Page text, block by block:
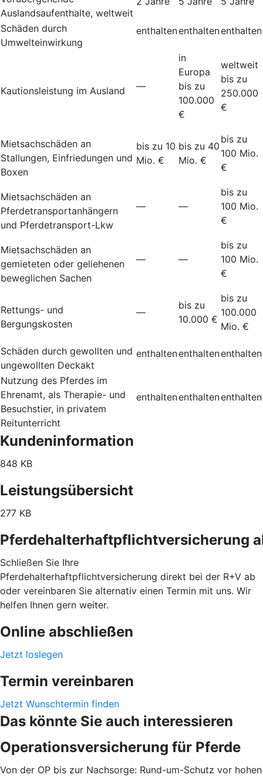
Auslandsaufenthalte, weltweit
Schäden durch
Umwelteinwirkung
enthaltenenthaltenenthalten
Kautionsleistung im Ausland —
in
Europa
bis zu
100.000
€
weltweit
bis zu
250.000
€
Mietsachschäden an
Stallungen, Einfriedungen und
Boxen
bis zu 10
Mio. €
bis zu 40
Mio. €
bis zu
100 Mio.
€
Mietsachschäden an
Pferdetransportanhängern
und Pferdetransport-Lkw
— —
bis zu
100 Mio.
€
Mietsachschäden an
gemieteten oder geliehenen
beweglichen Sachen
— —
bis zu
100 Mio.
€
Rettungs- und
Bergungskosten
—
bis zu
10.000 €
bis zu
100.000
Mio. €
Schäden durch gewollten und
ungewollten Deckakt
enthaltenenthaltenenthalten
Nutzung des Pferdes im
Ehrenamt, als Therapie- und
Besuchstier, in privatem
Reitunterricht
enthaltenenthaltenenthalten
Kundeninformation
848 KB
Leistungsübersicht
277 KB
Pferdehalterhaftpflichtversicherung
Schließen Sie Ihre
Pferdehalterhaftpflichtversicherung direkt bei der R+V ab
oder vereinbaren Sie alternativ einen Termin mit uns. Wir
helfen Ihnen gern weiter.
Online abschließen
Jetzt loslegen
Termin vereinbaren
Jetzt Wunschtermin finden
Das könnte Sie auch interessieren
Operationsversicherung für Pferde
Von der OP bis zur Nachsorge: Rund-um-Schutz vor hohen